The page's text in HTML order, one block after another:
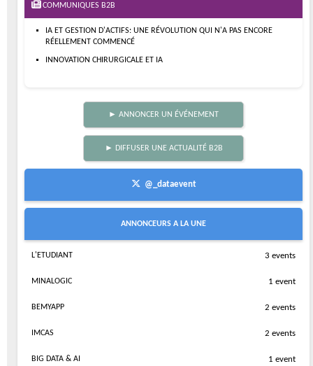
COMMUNIQUES B2B
IA ET GESTION D'ACTIFS: UNE RÉVOLUTION QUI N'A PAS ENCORE
RÉELLEMENT COMMENCÉ
INNOVATION CHIRURGICALE ET IA
► ANNONCER UN ÉVÉNEMENT
► DIFFUSER UNE ACTUALITÉ B2B
@_dataevent
ANNONCEURS A LA UNE
L'ETUDIANT 3 events
MINALOGIC 1 event
BEMYAPP 2 events
IMCAS 2 events
BIG DATA & AI 1 event